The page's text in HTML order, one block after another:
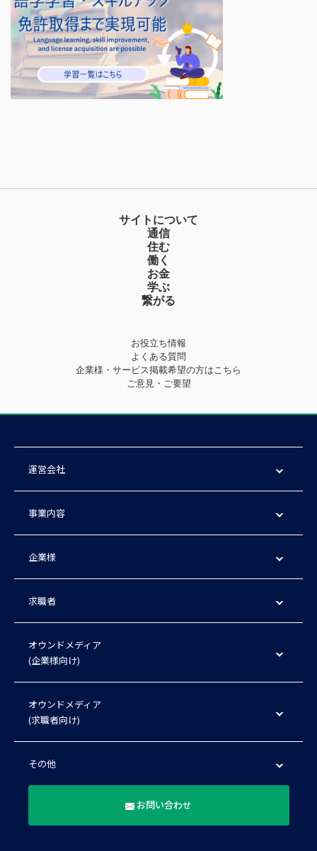
サイトについて
通信
住む
働く
お金
学ぶ
繋がる
お役立ち情報
よくある質問
企業様・サービス掲載希望の方はこちら
ご意見・ご要望
運営会社
事業内容
企業様
求職者
オウンドメディア
(企業様向け)
オウンドメディア
(求職者向け)
その他
お問い合わせ